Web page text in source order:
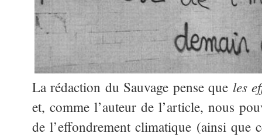
La rédaction du Sauvage pense que les
et, comme l’auteur de l’article, nous
de l’effondrement climatique (ainsi que